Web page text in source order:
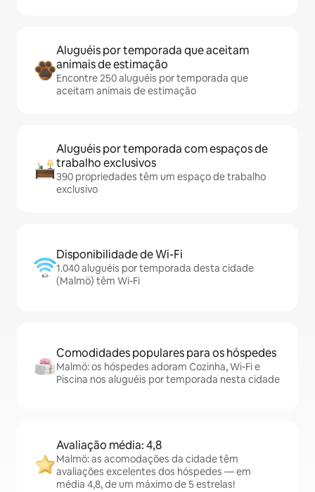
Aluguéis por temporada que aceitam
animais de estimação
Encontre 250 aluguéis por temporada que
aceitam animais de estimação
Aluguéis por temporada com espaços de
trabalho exclusivos
390 propriedades têm um espaço de trabalho
exclusivo
Disponibilidade de Wi-Fi
1.040 aluguéis por temporada desta cidade
(Malmö) têm Wi-Fi
Comodidades populares para os hóspedes
Malmö: os hóspedes adoram Cozinha, Wi-Fi e
Piscina nos aluguéis por temporada nesta cidade
Avaliação média: 4,8
Malmö: as acomodações da cidade têm
avaliações excelentes dos hóspedes — em
média 4,8, de um máximo de 5 estrelas!